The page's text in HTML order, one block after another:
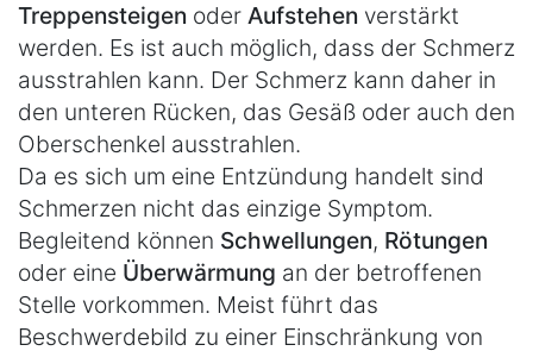
Treppensteigen oder Aufstehen verstärkt
werden. Es ist auch möglich, dass der Schmerz
ausstrahlen kann. Der Schmerz kann daher in
den unteren Rücken, das Gesäß oder auch den
Oberschenkel ausstrahlen.
Da es sich um eine Entzündung handelt sind
Schmerzen nicht das einzige Symptom.
Begleitend können Schwellungen, Rötungen
oder eine Überwärmung an der betroffenen
Stelle vorkommen. Meist führt das
Beschwerdebild zu einer Einschränkung von